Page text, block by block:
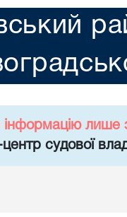
лише
судової